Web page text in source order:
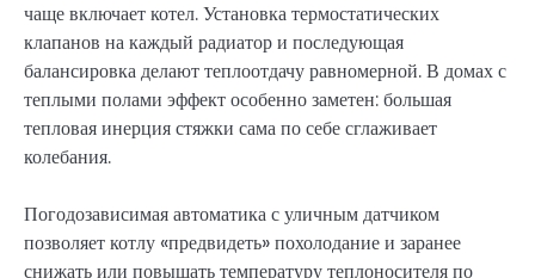
чаще включает котел. Установка термостатических
клапанов на каждый радиатор и последующая
балансировка делают теплоотдачу равномерной. В домах с
теплыми полами эффект особенно заметен: большая
тепловая инерция стяжки сама по себе сглаживает
колебания.
Погодозависимая автоматика с уличным датчиком
позволяет котлу «предвидеть» похолодание и заранее
снижать или повышать температуру теплоносителя по